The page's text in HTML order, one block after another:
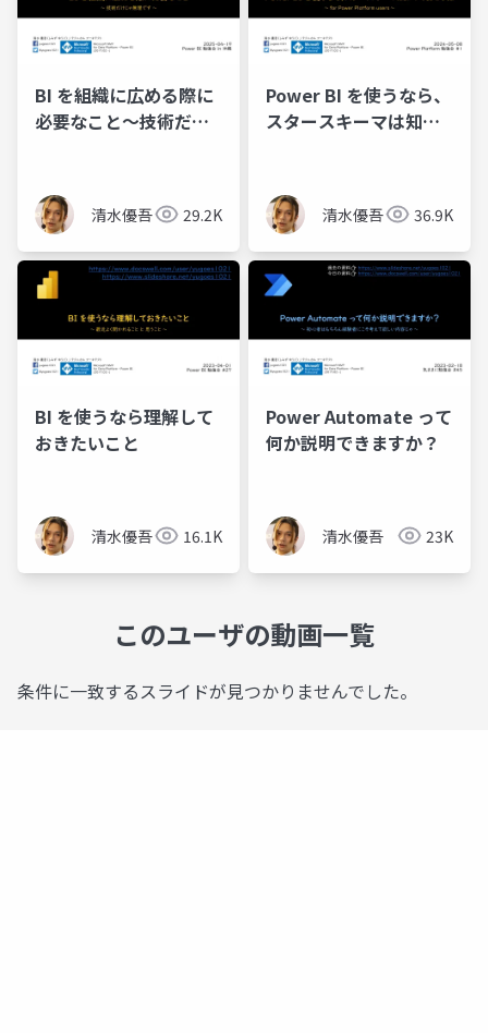
BI を組織に広める際に
必要なこと～技術だけ
清水優吾 29.2K
Power BI を使うなら、
スタースキーマは知っ
清水優吾 36.9K
BI を使うなら理解して
おきたいこと
清水優吾 16.1K
Power Automate って
何か説明できますか？
清水優吾 23K
このユーザの動画一覧
条件に一致するスライドが見つかりませんでした。